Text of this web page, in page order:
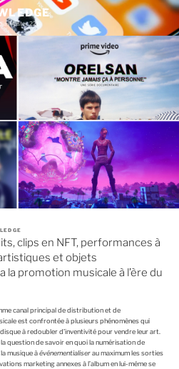
(Master 226)
clips en NFT, performances à
et objets
la promotion musicale à l’ère du
canal principal de distribution et de
est confrontée à plusieurs phénomènes qui
à redoubler d’inventivité pour vendre leur art.
question de savoir en quoi la numérisation de
musique àévénementialiserau maximum les sorties
marketing annexes à l’album en lui-même se